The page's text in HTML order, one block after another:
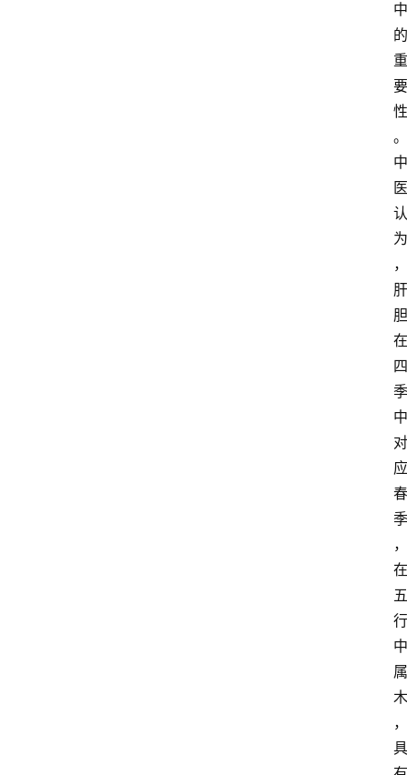
中
的
重
要
性
。
中
医
认
为
，
肝
胆
在
四
季
中
对
应
春
季
，
在
五
行
中
属
木
，
具